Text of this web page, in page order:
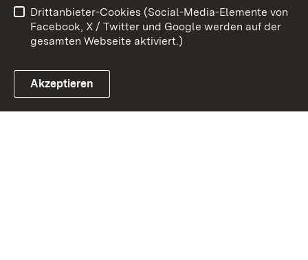
Link zum Landesportal
Impressum Cookies
Drittanbieter-Cookies (Social-Media-Elemente von
Facebook, X / Twitter und Google werden auf der
gesamten Webseite aktiviert.)
Akzeptieren